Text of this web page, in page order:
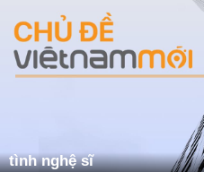
tình nghệ sĩ